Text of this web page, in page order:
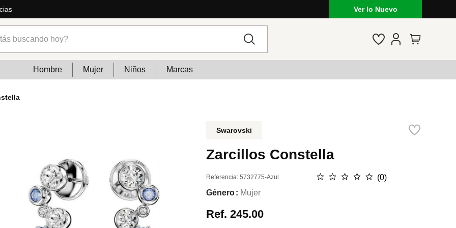
Outfits de temporada: jeans, vestidos, calzados y
Ver lo Nuevo
Hombre Mujer Niños Marcas
Swarovski
Zarcillos Constella
Referencia:5732775-Azul ☆ ☆ ☆ ☆ ☆ (0)
Género
Mujer
Ref.245.00